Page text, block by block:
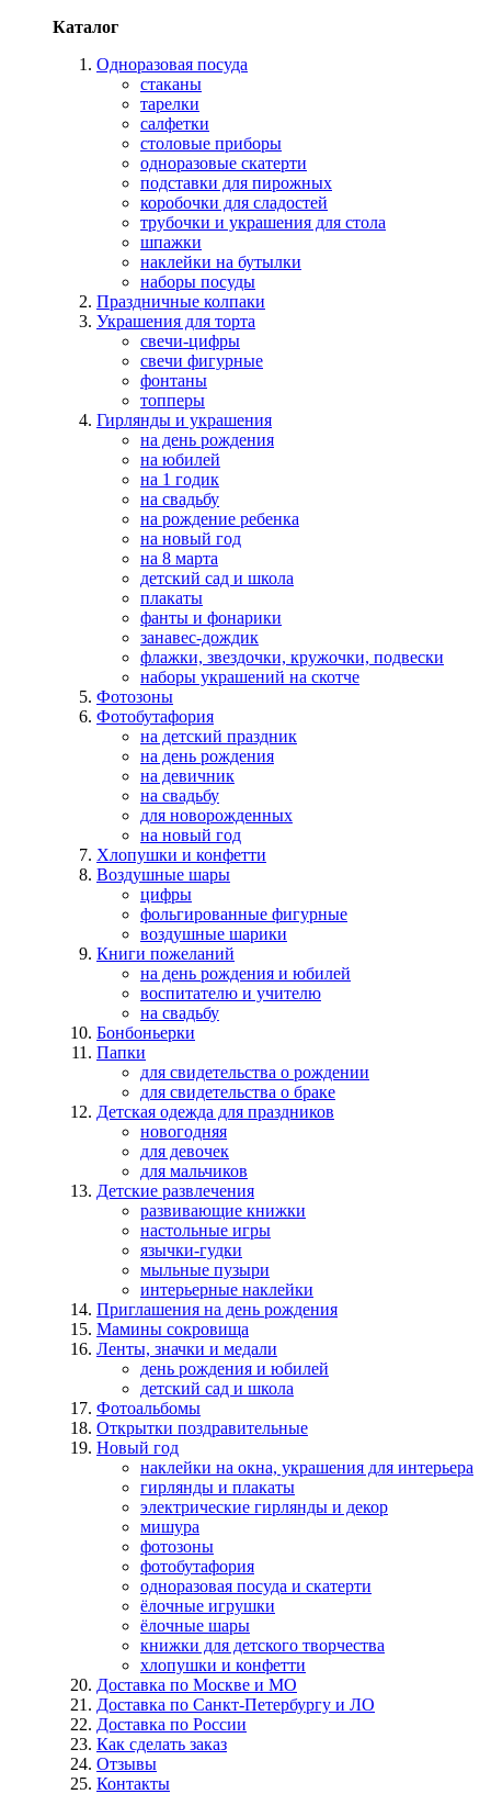
Каталог
Одноразовая посуда
стаканы
тарелки
салфетки
столовые приборы
одноразовые скатерти
подставки для пирожных
коробочки для сладостей
трубочки и украшения для стола
шпажки
наклейки на бутылки
наборы посуды
Праздничные колпаки
Украшения для торта
свечи-цифры
свечи фигурные
фонтаны
топперы
Гирлянды и украшения
на день рождения
на юбилей
на 1 годик
на свадьбу
на рождение ребенка
на новый год
на 8 марта
детский сад и школа
плакаты
фанты и фонарики
занавес-дождик
флажки, звездочки, кружочки, подвески
наборы украшений на скотче
Фотозоны
Фотобутафория
на детский праздник
на день рождения
на девичник
на свадьбу
для новорожденных
на новый год
Хлопушки и конфетти
Воздушные шары
цифры
фольгированные фигурные
воздушные шарики
Книги пожеланий
на день рождения и юбилей
воспитателю и учителю
на свадьбу
Бонбоньерки
Папки
для свидетельства о рождении
для свидетельства о браке
Детская одежда для праздников
новогодняя
для девочек
для мальчиков
Детские развлечения
развивающие книжки
настольные игры
язычки-гудки
мыльные пузыри
интерьерные наклейки
Приглашения на день рождения
Мамины сокровища
Ленты, значки и медали
день рождения и юбилей
детский сад и школа
Фотоальбомы
Открытки поздравительные
Новый год
наклейки на окна, украшения для интерьера
гирлянды и плакаты
электрические гирлянды и декор
мишура
фотозоны
фотобутафория
одноразовая посуда и скатерти
ёлочные игрушки
ёлочные шары
книжки для детского творчества
хлопушки и конфетти
Доставка по Москве и МО
Доставка по Санкт-Петербургу и ЛО
Доставка по России
Как сделать заказ
Отзывы
Контакты